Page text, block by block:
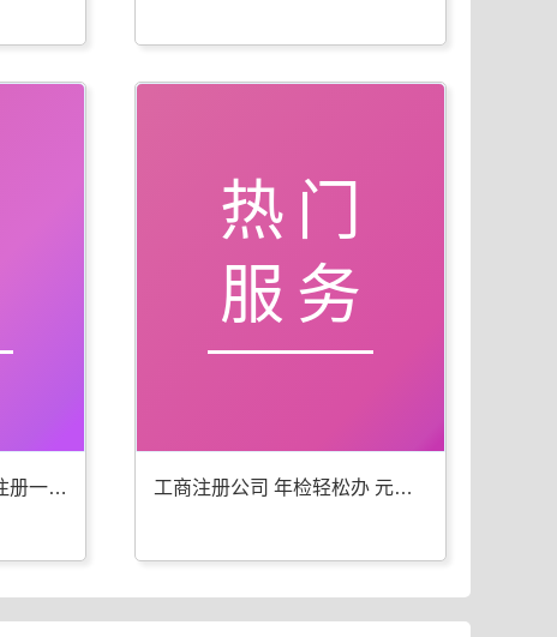
元宝工商年检 代办公司注册一步到位
热门
服务
工商注册公司 年检轻松办 元宝优选